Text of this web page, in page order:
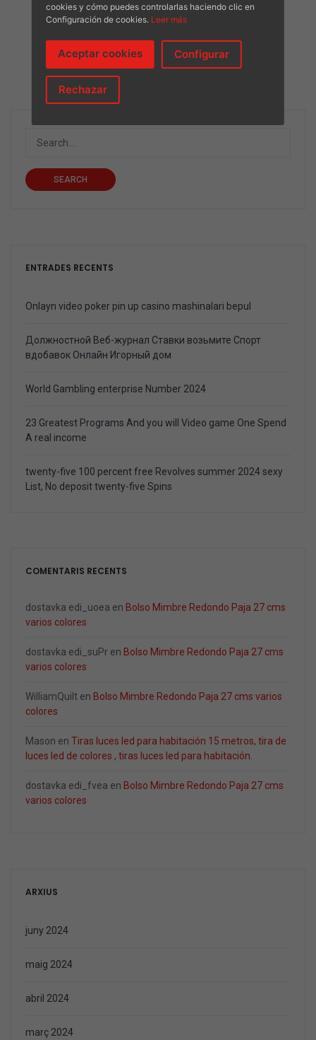
SEARCH
ENTRADES RECENTS
Onlayn video poker pin up casino mashinalari bepul
Должностной Веб-журнал Ставки возьмите Спорт
вдобавок Онлайн Игорный дом
World Gambling enterprise Number 2024
23 Greatest Programs And you will Video game One Spend
A real income
twenty-five 100 percent free Revolves summer 2024 sexy
List, No deposit twenty-five Spins
COMENTARIS RECENTS
dostavka edi_uoea en Bolso Mimbre Redondo Paja 27 cms
varios colores
dostavka edi_suPr en Bolso Mimbre Redondo Paja 27 cms
varios colores
WilliamQuilt en Bolso Mimbre Redondo Paja 27 cms varios
colores
Mason en Tiras luces led para habitación 15 metros, tira de
luces led de colores , tiras luces led para habitación.
dostavka edi_fvea en Bolso Mimbre Redondo Paja 27 cms
varios colores
ARXIUS
juny 2024
maig 2024
abril 2024
març 2024
cookies y cómo puedes controlarlas haciendo clic en
Configuración de cookies. Leer más
Aceptar cookies Configurar
Rechazar